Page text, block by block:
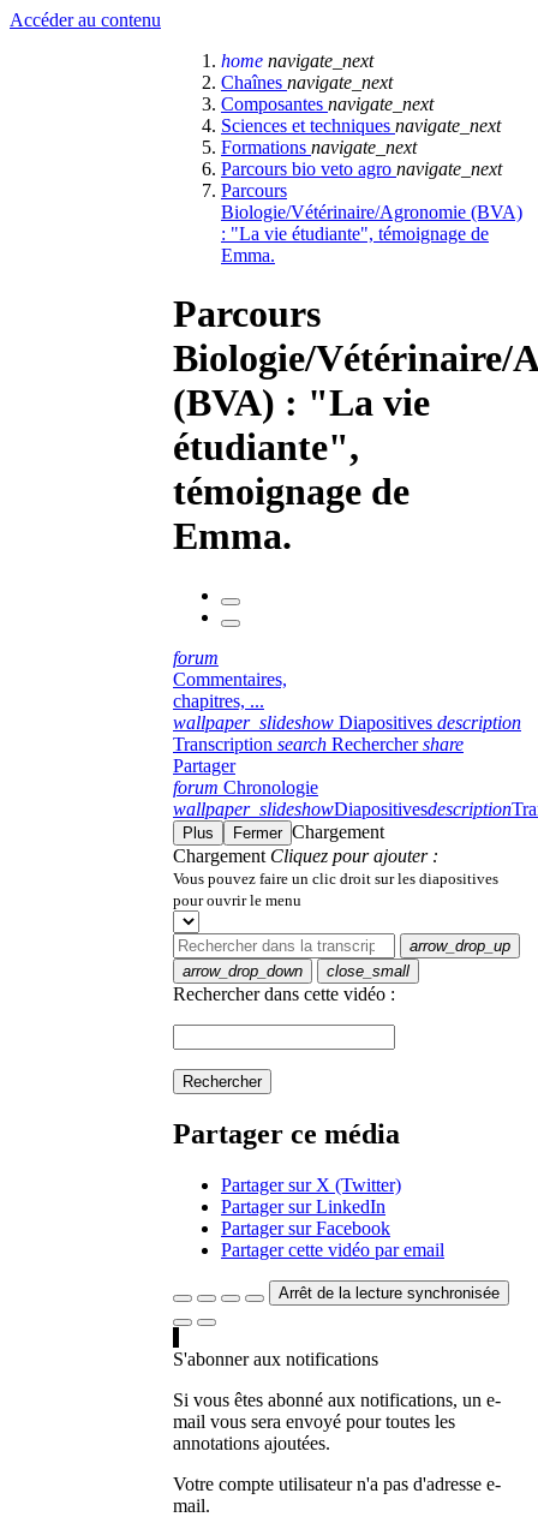
Accéder au contenu
home navigate_next
Chaînes navigate_next
Composantes navigate_next
Sciences et techniques navigate_next
Formations navigate_next
Parcours bio veto agro navigate_next
Parcours
Biologie/Vétérinaire/Agronomie (BVA)
: "La vie étudiante", témoignage de
Emma.
Parcours
Biologie/Vétérinaire/
(BVA) : "La vie
étudiante",
témoignage de
Emma.
forum
Commentaires,
chapitres, ...
wallpaper_slideshow Diapositives description
Transcription search Rechercher share
Partager
forum Chronologie
wallpaper_slideshowDiapositivesdescription
Plus Fermer Chargement
Chargement Cliquez pour ajouter :
Vous pouvez faire un clic droit sur les diapositives
pour ouvrir le menu
arrow_drop_up
arrow_drop_down
close_small
Rechercher dans cette vidéo :
Rechercher
Partager ce média
Partager sur X (Twitter)
Partager sur LinkedIn
Partager sur Facebook
Partager cette vidéo par email
Arrêt de la lecture synchronisée
S'abonner aux notifications
Si vous êtes abonné aux notifications, un e-
mail vous sera envoyé pour toutes les
annotations ajoutées.
Votre compte utilisateur n'a pas d'adresse e-
mail.